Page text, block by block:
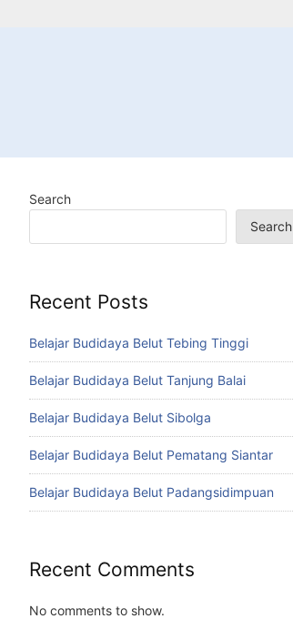
Search
Search
Recent Posts
Belajar Budidaya Belut Tebing Tinggi
Belajar Budidaya Belut Tanjung Balai
Belajar Budidaya Belut Sibolga
Belajar Budidaya Belut Pematang Siantar
Belajar Budidaya Belut Padangsidimpuan
Recent Comments
No comments to show.